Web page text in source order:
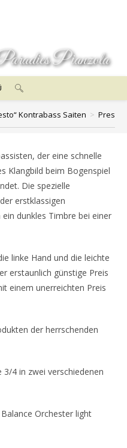
Pianzola
Kontrabass Saiten > Presto
der eine schnelle
Klangbild beim Bogenspiel
Die spezielle
erstklassigen
dunkles Timbre bei einer
linke Hand und die leichte
erstaunlich günstige Preis
einem unerreichten Preis
der herrschenden
3/4 in zwei verschiedenen
Orchester light